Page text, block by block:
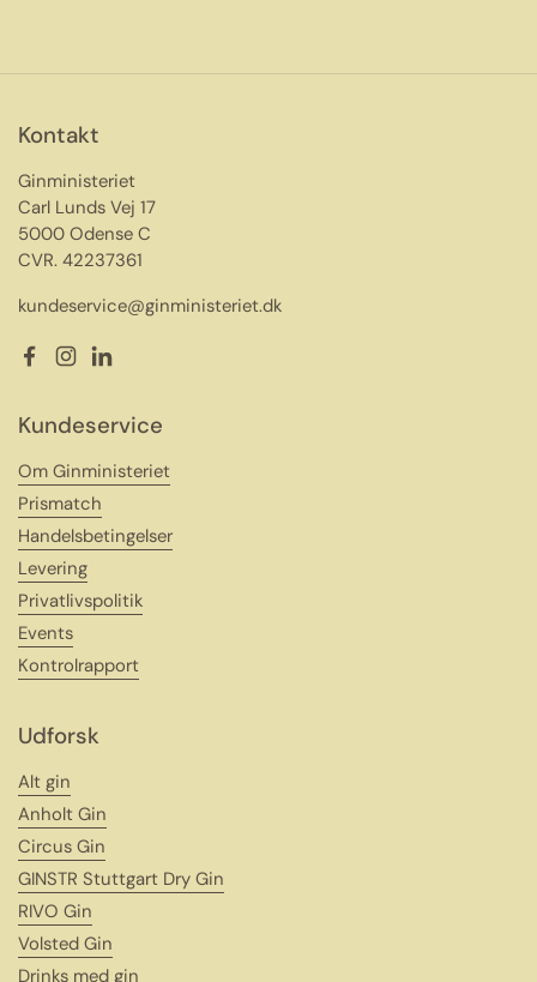
Kontakt
Ginministeriet
Carl Lunds Vej 17
5000 Odense C
CVR. 42237361
kundeservice@ginministeriet.dk
Facebook
Instagram
LinkedIn
Kundeservice
Om Ginministeriet
Prismatch
Handelsbetingelser
Levering
Privatlivspolitik
Events
Kontrolrapport
Udforsk
Alt gin
Anholt Gin
Circus Gin
GINSTR Stuttgart Dry Gin
RIVO Gin
Volsted Gin
Drinks med gin